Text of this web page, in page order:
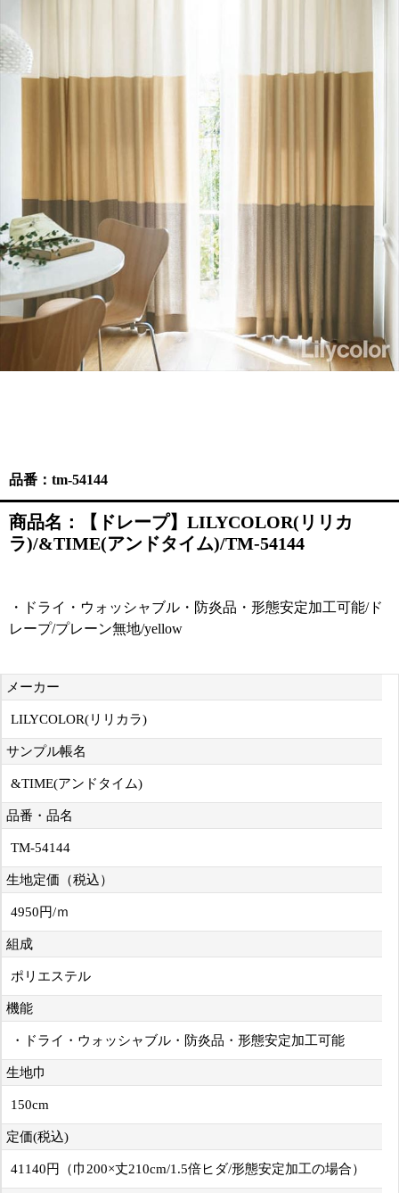
品番：tm-54144
商品名：【ドレープ】LILYCOLOR(リリカ
ラ)/&TIME(アンドタイム)/TM-54144
・ドライ・ウォッシャブル・防炎品・形態安定加工可能/ド
レープ/プレーン無地/yellow
メーカー
LILYCOLOR(リリカラ)
サンプル帳名
&TIME(アンドタイム)
品番・品名
TM-54144
生地定価（税込）
4950円/ｍ
組成
ポリエステル
機能
・ドライ・ウォッシャブル・防炎品・形態安定加工可能
生地巾
150cm
定価(税込)
41140円（巾200×丈210cm/1.5倍ヒダ/形態安定加工の場合）